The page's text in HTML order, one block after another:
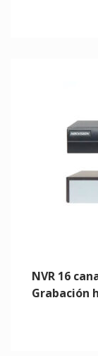
NVR 16
Grabación